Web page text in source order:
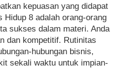
kepuasan yang didapat
Hidup 8 adalah orang-orang
sukses dalam materi. Anda
dan kompetitif. Rutinitas
hubungan bisnis,
sekali waktu untuk impian-